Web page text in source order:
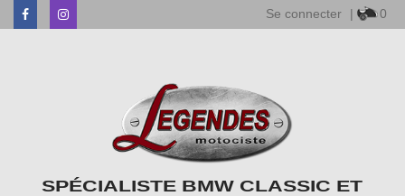
FacebookInstagram Se connecter | 0
SPÉCIALISTE BMW CLASSIC ET